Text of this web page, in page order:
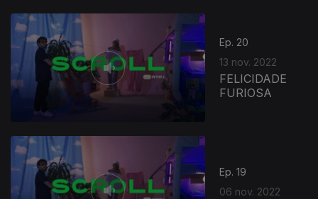
Ep. 20
13 nov. 2022
FELICIDADE
FURIOSA
Ep. 19
06 nov. 2022